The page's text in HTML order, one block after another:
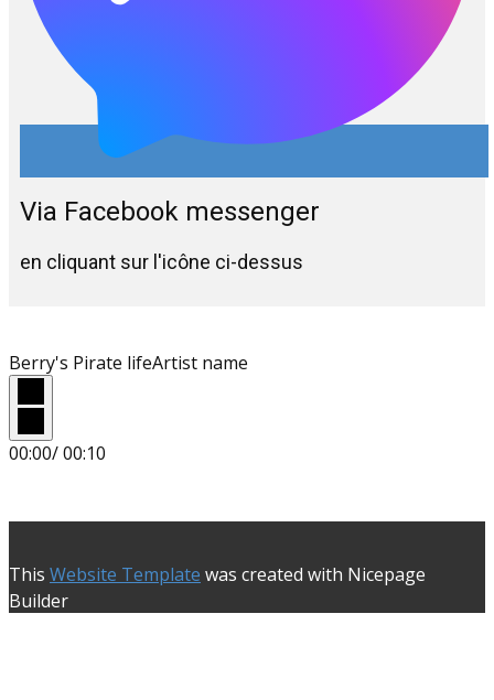
Via Facebook messenger
en cliquant sur l'icône ci-dessus
Berry's Pirate lifeArtist name
00:00/00:10
This Website Template was created with Nicepage
Builder